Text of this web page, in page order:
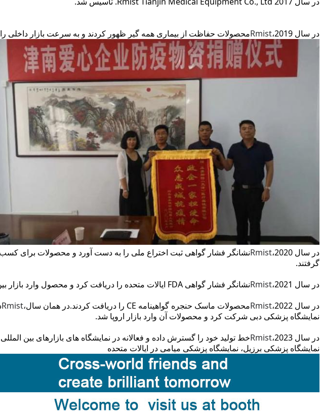
در سال 2019، Rmist محصولات حفاظت از بیماری همه گیر ظهور کردند و به سرعت بازار داخلی
در سال 2020، Rmist
نشانگر فشار گواهی ثبت اختراع ملی را به دست آورد و محصولات برای کسب
گرفتند.
در سال 2021،
Rmist
نشانگر فشار گواهی FDA ایالات متحده را دریافت کرد و محصول وارد بازار بین المللی شد.
در سال 2022،
Rmist محصولات ماسک حنجره گواهینامه CE را دریافت کردند. در همان سال، Rmist
نمایشگاه پزشکی دبی شرکت کرد و محصولات آن وارد بازار اروپا شد.
در سال 2023،
Rmist خط تولید خود را گسترش داده و فعالانه در نمایشگاه های بازارهای بین
نمایشگاه پزشکی برزیل، نمایشگاه پزشکی میامی در ایالات متحده